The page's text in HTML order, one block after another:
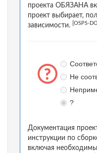
проекта ОБЯЗАНА
проект выбирает,
зависимости.
[OSPS-
Не
?
Документация
инструкции по
включая